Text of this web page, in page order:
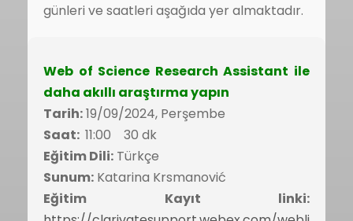
günleri ve saatleri aşağıda yer almaktadır.
Web of Science Research Assistant ile
daha akıllı araştırma yapın
Tarih:19/09/2024, Perşembe
Saat: 11:00 30 dk
Eğitim Dili: Türkçe
Sunum: Katarina Krsmanović
Eğitim Kayıt linki: